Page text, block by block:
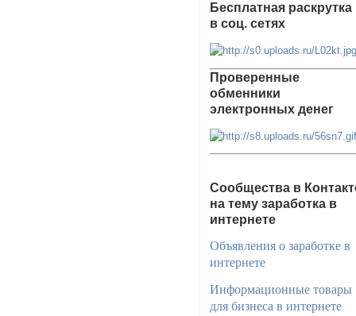
Бесплатная раскрутка
в соц. сетях
Проверенные
обменники
электронных денег
Сообщества в
на тему заработка в
интернете
Объявления о заработке в
интернете
Информационные товары
для бизнеса в интернете